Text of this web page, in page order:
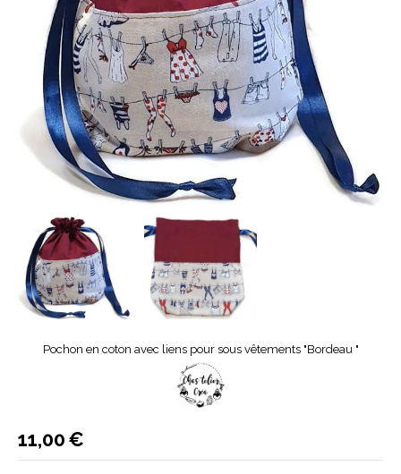
Pochon en coton avec liens pour sous vêtements "Bordeau "
11,00€